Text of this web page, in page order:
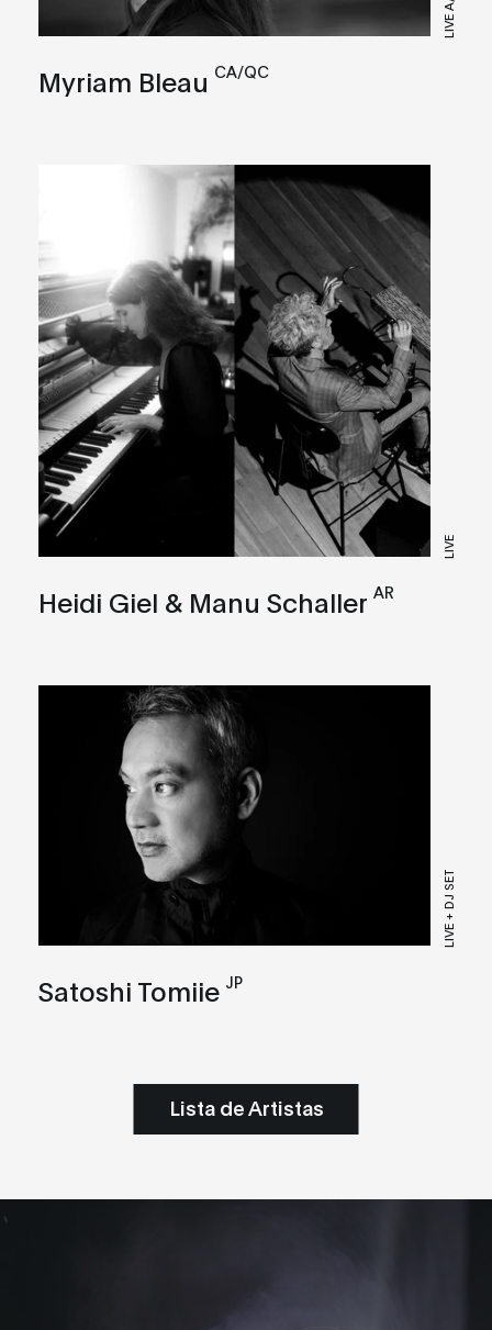
LIVE A/V
Myriam Bleau CA/QC
LIVE
Heidi Giel & Manu Schaller AR
LIVE + DJ SET
Satoshi Tomiie JP
Lista de Artistas